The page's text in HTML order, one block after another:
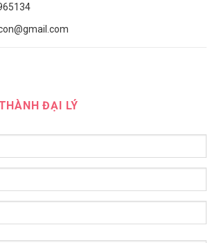
ĐẠI LÝ